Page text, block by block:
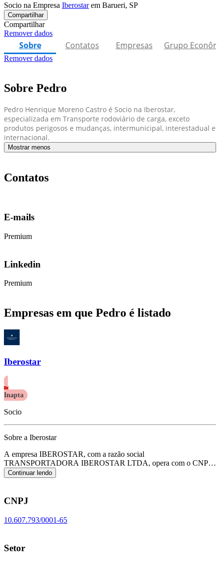
Socio na Empresa Iberostarem Barueri, SP
Compartilhar
Compartilhar
Remover dados
Sobre Contatos Empresas Grupo
Remover dados
Sobre Pedro
Pedro Henrique Moreno Castro é Socio na Iberostar,
especializada em Transporte rodoviário de carga, exceto
produtos perigosos e mudanças, intermunicipal, interestadual e
internacional.
Mostrar menos
Contatos
E-mails
Premium
Linkedin
Premium
Empresas em que Pedro é listado
Iberostar
Inapta
Socio
Sobre a Iberostar
A empresa IBEROSTAR, com a razão social
TRANSPORTADORA IBEROSTAR LTDA, opera com o CNPJ
10.607.793/0001-65 e tem sua sede localizada em Barueri/SP.
foco principal de atuação é de transporte rodoviário de carga, exceto
internacional, de acordo com o código CNAE H-4930-2/02.
Continuar lendo
CNPJ
10.607.793/0001-65
Setor